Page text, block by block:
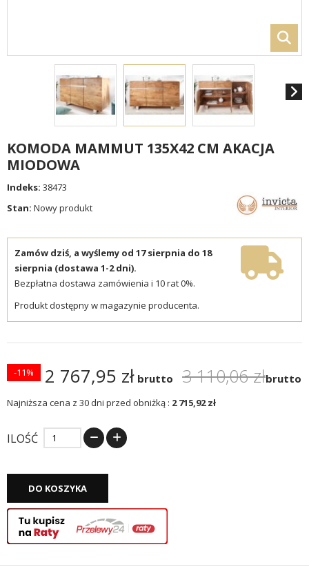
KOMODA MAMMUT 135X42 CM AKACJA
MIODOWA
Indeks: 38473
Stan: Nowy produkt
Zamów dziś, a wyślemy od 17 sierpnia do 18
sierpnia (dostawa 1-2 dni).
Bezpłatna dostawa zamówienia i 10 rat 0%.
Produkt dostępny w magazynie producenta.
2 767,95 zł brutto 3 110,06 złbrutto
-11%
Najniższa cena z 30 dni przed obniżką : 2 715,92 zł
ILOŚĆ
DO KOSZYKA